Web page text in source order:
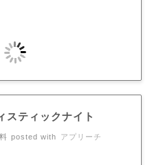
スティックナイト
posted with アプリーチ